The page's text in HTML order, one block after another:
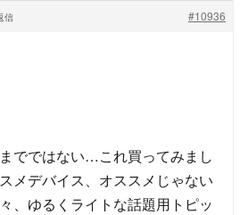
#10936
信
でではない…これ買ってみまし
メデバイス、オススメじゃない
、ゆるくライトな話題用トピッ